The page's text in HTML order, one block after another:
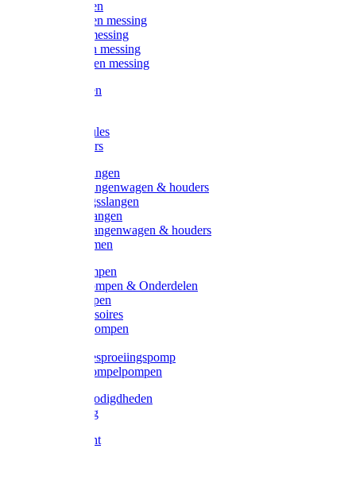
Kogelkranen
Koppelingen messing
Sproeiers messing
Tuinspuiten messing
Slangstukken messing
Handspuiten
Kunststoftules
Regenmeters
Overige slangen
Overige slangenwagen & houders
Beregeningsslangen
Gardena slangen
Gardena slangenwagen & houders
Slangklemmen
Leader pompen
Zwengelpompen & Onderdelen
Ebara pompen
Pompaccessoires
Excellent pompen
Gardena besproeiingspomp
Gardena dompelpompen
Tyleen benodigdheden
Tyleenslang
Lange bocht